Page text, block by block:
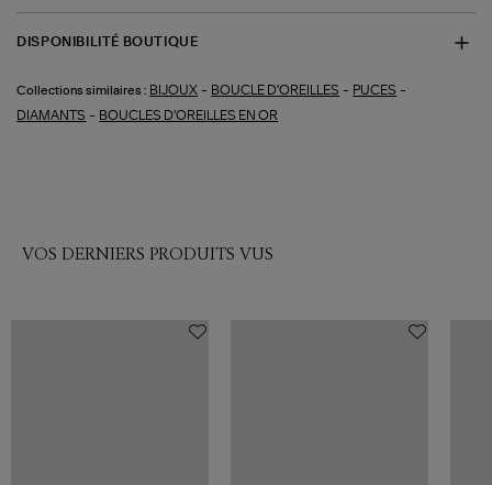
DISPONIBILITÉ BOUTIQUE
Collections similaires : BIJOUX - BOUCLE D'OREILLES - PUCES -
DIAMANTS - BOUCLES D'OREILLES EN OR
VOS DERNIERS PRODUITS VUS